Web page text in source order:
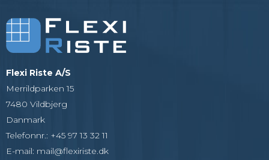
Flexi Riste A/S
Merrildparken 15
7480 Vildbjerg
Danmark
Telefonnr. : +45 97 13 32 11
E-mail: mail@flexiriste.dk